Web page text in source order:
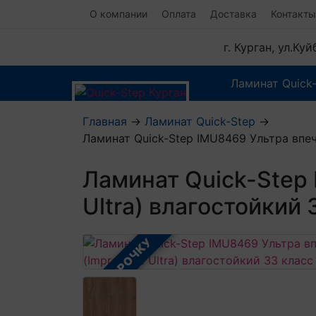
О компании Оплата Доставка Контакты
г. Курган,
Ламинат
Главная → Ламинат Quick-Step →
Ламинат Quick-Step IMU8469 Ультра
Ламинат Quick-Step
Ultra) влагостойкий
В РАССРОЧКУ